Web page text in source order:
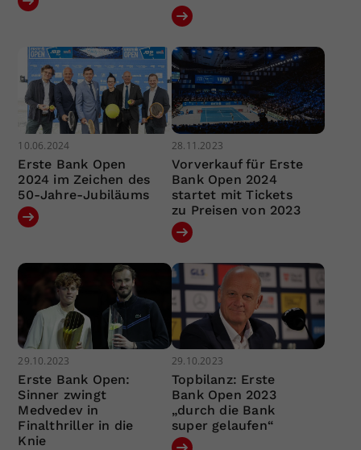
10.06.2024
Erste Bank Open
2024 im Zeichen des
50-Jahre-Jubiläums
28.11.2023
Vorverkauf für Erste
Bank Open 2024
startet mit Tickets
zu Preisen von 2023
29.10.2023
Erste Bank Open:
Sinner zwingt
Medvedev in
Finalthriller in die
Knie
29.10.2023
Topbilanz: Erste
Bank Open 2023
„durch die Bank
super gelaufen“